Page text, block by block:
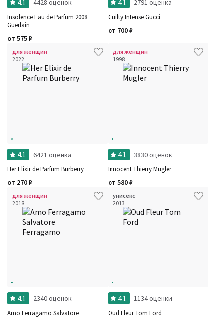
4.1 4428 оценок
Insolence Eau de Parfum 2008
Guerlain
от 575₽
4.1 2791 оценка
Guilty Intense Gucci
от 700₽
для женщин
2022
4.1 6421 оценка
Her Elixir de Parfum Burberry
от 270₽
для женщин
1998
4.1 3830 оценок
Innocent Thierry Mugler
от 580₽
для женщин
2018
4.1 2340 оценок
Amo Ferragamo Salvatore
унисекс
2013
4.1 1134 оценки
Oud Fleur Tom Ford